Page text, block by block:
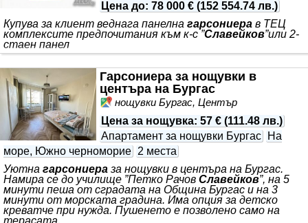
Цена до: 78 000 € (152 554.74 лв.)
Купува за клиент веднага панелна гарсониера в ТЕЦ
комплексите предпочитания към к-с ”Славейков”или 2-
стаен панел
Гарсониера за нощувки в
центъра на Бургас
нощувки Бургас, Център
Цена за нощувка: 57 € (111.48 лв.)
Апартамент за нощувки Бургас
На
море, Южно черноморие 2 места
Уютна гарсониера за нощувки в центъра на Бургас.
Намира се до училище ”Петко Рачов Славейков”, на 5
минути пеша от сградата на Община Бургас и на 3
минути от морската градина. Има опция за детско
креватче при нужда. Пушенето е позволено само на